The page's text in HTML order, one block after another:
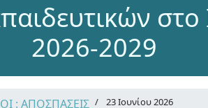
στο
2026-2029
: ΑΠΟΣΠΑΣΕΙΣ 23 Ιουνίου 2026